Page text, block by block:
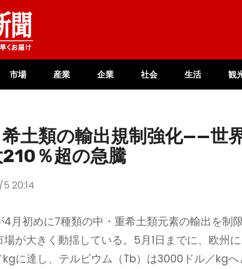
市場 産業 企業 社会 生活 観
土類の輸出規制強化——世
％超の急騰
20:14
4月初めに7種類の中・重希土類元素の輸出を制
場が大きく動揺している。5月1日までに、欧州
に達し、テルビウム（Tb）は3000ドル／kg